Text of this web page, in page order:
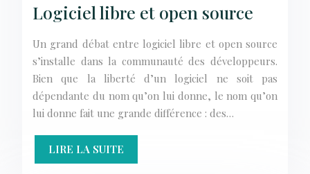
Logiciel libre et open source
Un grand débat entre logiciel libre et open source
s’installe dans la communauté des développeurs.
Bien que la liberté d’un logiciel ne soit pas
dépendante du nom qu’on lui donne, le nom qu’on
lui donne fait une grande différence : des…
LIRE LA SUITE